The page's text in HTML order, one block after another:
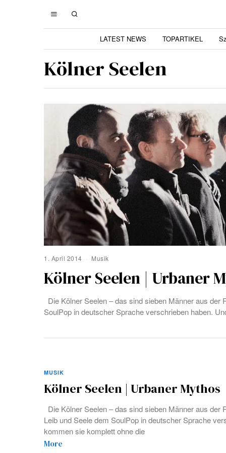
LATEST NEWS TOPARTIKEL
Kölner Seelen
1. April 2014 Musik
Kölner Seelen | Urbaner
Die Kölner Seelen – das sind sieben Männer aus der
SoulPop in deutscher Sprache verschrieben haben.
MUSIK
Kölner Seelen | Urbaner Mythos
Die Kölner Seelen – das sind sieben Männer aus der
Leib und Seele dem SoulPop in deutscher Sprache
kommen sie komplett ohne die
More